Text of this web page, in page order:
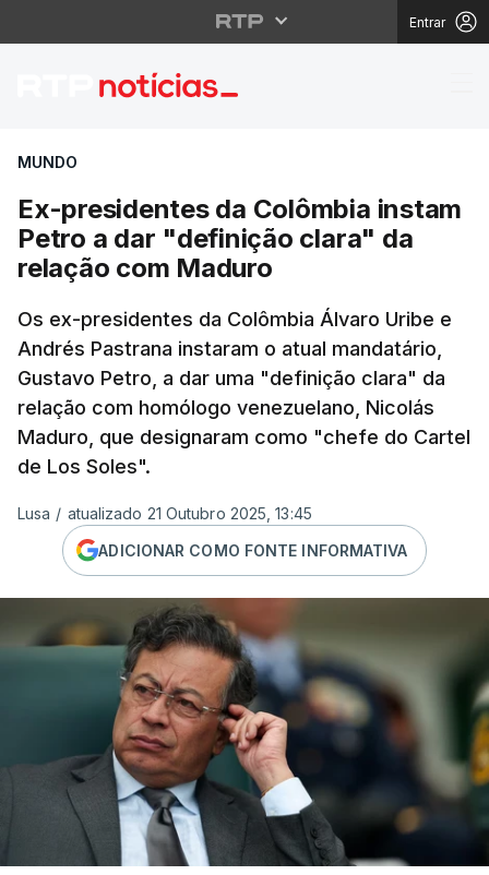
Entrar
Ex-presidentes da
MUNDO
Ex-presidentes da Colômbia instam
Petro a dar "definição clara" da
relação com Maduro
Os ex-presidentes da Colômbia Álvaro Uribe e
Andrés Pastrana instaram o atual mandatário,
Gustavo Petro, a dar uma "definição clara" da
relação com homólogo venezuelano, Nicolás
Maduro, que designaram como "chefe do Cartel
de Los Soles".
Lusa / atualizado 21 Outubro 2025, 13:45
ADICIONAR COMO FONTE INFORMATIVA